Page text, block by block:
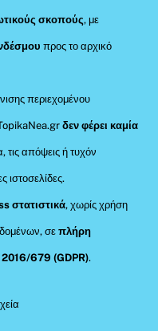
σκοπούς, με
προς το αρχικό
περιεχομένου
δεν φέρει καμία
τις απόψεις ή τυχόν
ιστοσελίδες.
στατιστικά, χωρίς χρήση
σεπλήρη
679 (GDPR).